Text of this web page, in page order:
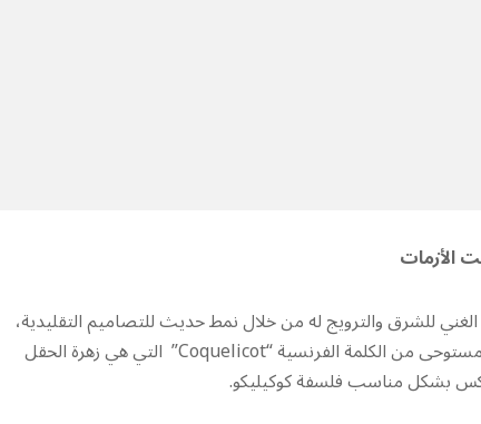
الأزمات
للشرق والترويج له من خلال نمط حديث للتصاميم التقليدية،
وخاصة “فنجان الشَفّة” التراثي واللبناني الأصيل. اسم العلامة التجارية مستوحى من الكلمة الفرنسية “Coquelicot” التي هي زهرة الحقل
يعكس بشكل مناسب فلسفة كوكيليكو.